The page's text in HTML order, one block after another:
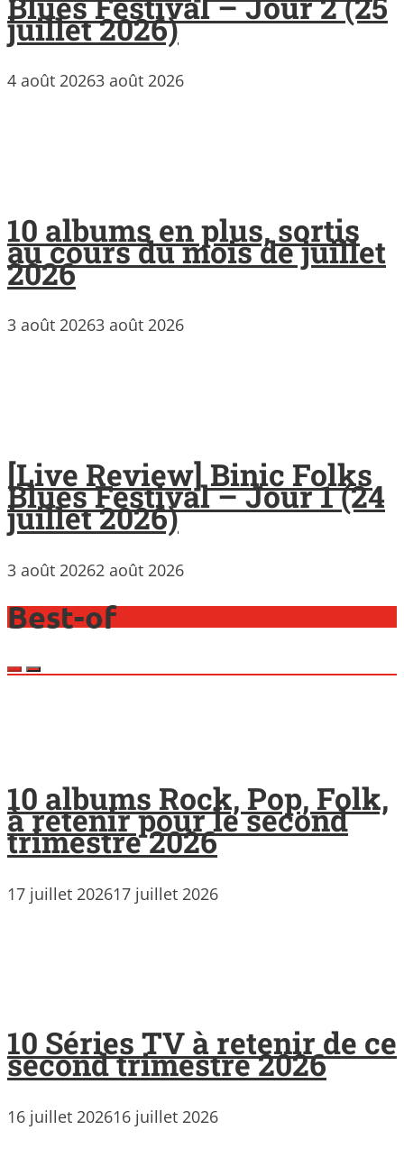
juillet 2026)
4 août 20263 août 2026
10 albums en plus, sortis
au cours du mois de juillet
2026
3 août 20263 août 2026
[Live Review] Binic Folks
Blues Festival – Jour 1 (24
juillet 2026)
3 août 20262 août 2026
Best-of
10 albums Rock, Pop, Folk,
à retenir pour le second
trimestre 2026
17 juillet 202617 juillet 2026
10 Séries TV à retenir de ce
second trimestre 2026
16 juillet 202616 juillet 2026